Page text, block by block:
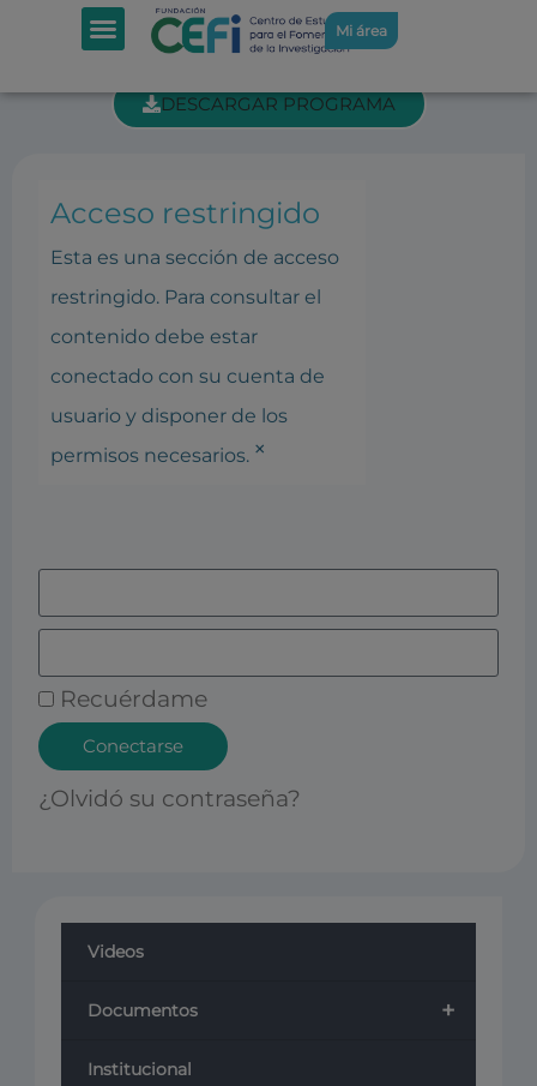
Mi área
SECCIÓN INTRANET: PONENCIAS 3ª
DESCARGAR PROGRAMA
Acceso restringido
Esta es una sección de acceso
restringido. Para consultar el
contenido debe estar
conectado con su cuenta de
usuario y disponer de los
permisos necesarios. ×
Recuérdame
Conectarse
¿Olvidó su contraseña?
Videos
+
Documentos
Institucional